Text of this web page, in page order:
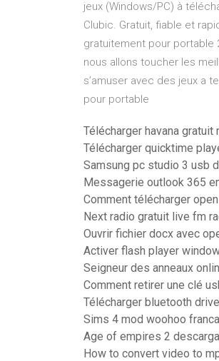
jeux (Windows/PC) à
Clubic. Gratuit, fiable et
gratuitement pour portable
nous allons toucher les
s’amuser avec des jeux a
pour portable
Télécharger havana gratuit
Télécharger quicktime
Samsung pc studio 3 usb
Messagerie outlook 365
Comment télécharger
Next radio gratuit live fm
Ouvrir fichier docx avec
Activer flash player
Seigneur des anneaux
Comment retirer une clé
Télécharger bluetooth
Sims 4 mod woohoo
Age of empires 2
How to convert video to